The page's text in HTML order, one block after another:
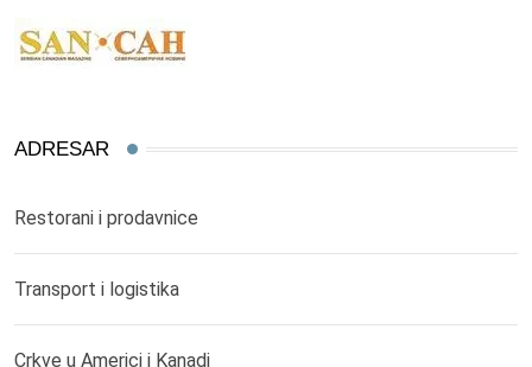
ADRESAR
Restorani i prodavnice
Transport i logistika
Crkve u Americi i Kanadi